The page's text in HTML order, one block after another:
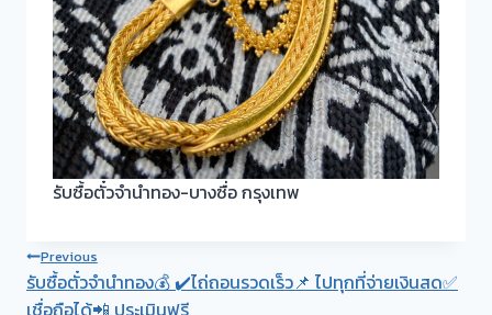
รับซื้อตั๋วจำนำทอง-บางซื่อ กรุงเทพ
Post
Previous
รับซื้อตั๋วจำนำทอง💰 ✔️ไถ่ถอนรวดเร็ว📌 ไปทุกที่จ่ายเงินสด✅
เชื่อถือได้📲 ประเมินฟรี